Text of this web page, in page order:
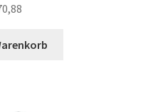
von 5